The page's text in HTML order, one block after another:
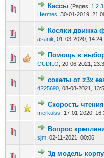
Кассы (Pages: 1 2 3
Hermes 30-01-2019,
Косяки движка
asanik 01-03-2020, 14:24
Помощь в
CUDILO 20-06-2021,
сокеты от z3x
4225690 08-08-2021,
Скорость
merkulss 17-01-2020,
Вопрос
sjm 02-11-2021, 00:06
3д модель